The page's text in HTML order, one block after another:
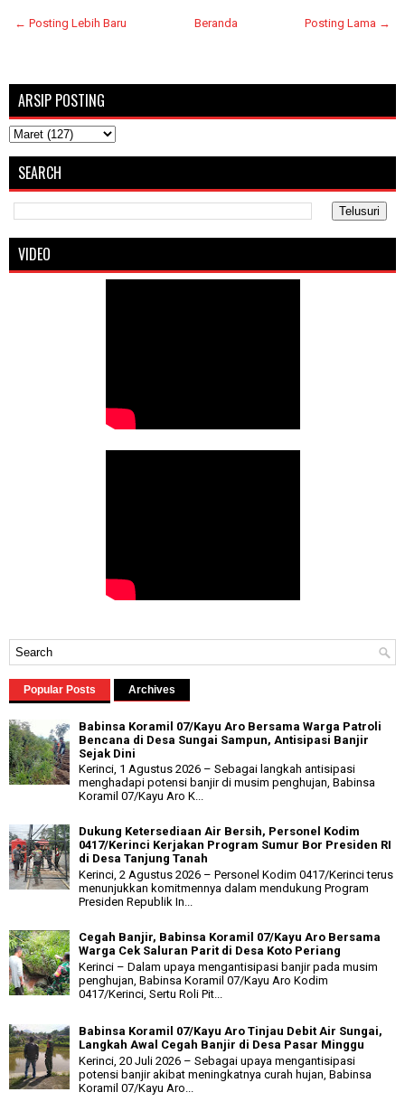
← Posting Lebih Baru Posting Lama →
Beranda
ARSIP POSTING
SEARCH
VIDEO
Popular Posts Archives
Babinsa Koramil 07/Kayu Aro Bersama Warga Patroli
Bencana di Desa Sungai Sampun, Antisipasi Banjir
Sejak Dini
Kerinci, 1 Agustus 2026 – Sebagai langkah antisipasi
menghadapi potensi banjir di musim penghujan, Babinsa
Koramil 07/Kayu Aro K...
Dukung Ketersediaan Air Bersih, Personel Kodim
0417/Kerinci Kerjakan Program Sumur Bor Presiden RI
di Desa Tanjung Tanah
Kerinci, 2 Agustus 2026 – Personel Kodim 0417/Kerinci terus
menunjukkan komitmennya dalam mendukung Program
Presiden Republik In...
Cegah Banjir, Babinsa Koramil 07/Kayu Aro Bersama
Warga Cek Saluran Parit di Desa Koto Periang
Kerinci – Dalam upaya mengantisipasi banjir pada musim
penghujan, Babinsa Koramil 07/Kayu Aro Kodim
0417/Kerinci, Sertu Roli Pit...
Babinsa Koramil 07/Kayu Aro Tinjau Debit Air Sungai,
Langkah Awal Cegah Banjir di Desa Pasar Minggu
Kerinci, 20 Juli 2026 – Sebagai upaya mengantisipasi
potensi banjir akibat meningkatnya curah hujan, Babinsa
Koramil 07/Kayu Aro...